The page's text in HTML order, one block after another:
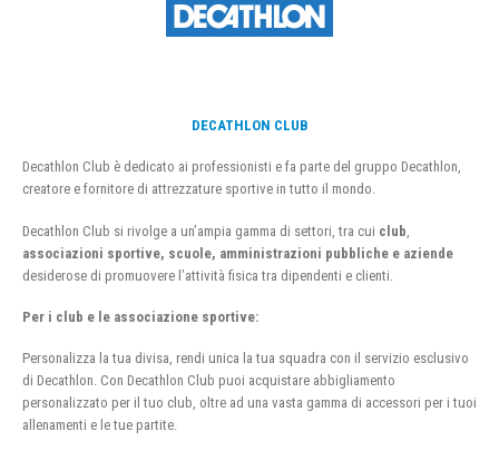
DECATHLON CLUB
Decathlon Club è dedicato ai professionisti e fa parte del gruppo Decathlon,
creatore e fornitore di attrezzature sportive in tutto il mondo.
Decathlon Club si rivolge a un’ampia gamma di settori, tra cui club
associazioni sportive, scuole, amministrazioni pubbliche e aziende
desiderose di promuovere l’attività fisica tra dipendenti e clienti.
Per i club e le associazione sportive:
Personalizza la tua divisa, rendi unica la tua squadra con il servizio esclusivo
di Decathlon. Con Decathlon Club puoi acquistare abbigliamento
personalizzato per il tuo club, oltre ad una vasta gamma di accessori per i tuoi
allenamenti e le tue partite.